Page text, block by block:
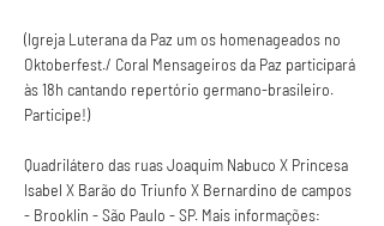
(Igreja Luterana da Paz um os homenageados no
Oktoberfest./ Coral Mensageiros da Paz participará
às 18h cantando repertório germano-brasileiro.
Participe!)
Quadrilátero das ruas Joaquim Nabuco X Princesa
Isabel X Barão do Triunfo X Bernardino de campos
- Brooklin - São Paulo - SP. Mais informações: